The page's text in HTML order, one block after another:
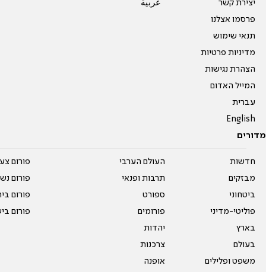
יצירת קשר
פרסמו אצלנו
תנאי שימוש
מדיניות פרטיות
הצהרת נגישות
המייל האדום
עברית
English
عربية
מדורים
חדשות
מבזקים
ביטחוני
פוליטי-מדיני
בארץ
בעולם
משפט ופלילים
העולם הערבי
תרבות ופנאי
ספורט
פורומים
יהדות
צרכנות
אופנה
פורום
פורום
פורום
פורום